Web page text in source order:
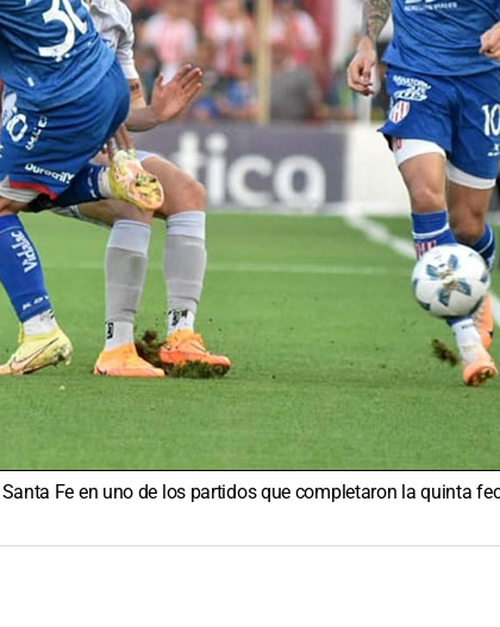
Fe en uno de los partidos que completaron la quinta